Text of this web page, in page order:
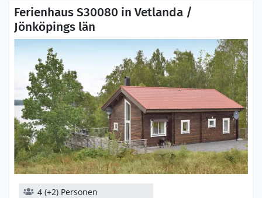
Ferienhaus S30080 in Vetlanda /
Jönköpings län
4 (+2) Personen